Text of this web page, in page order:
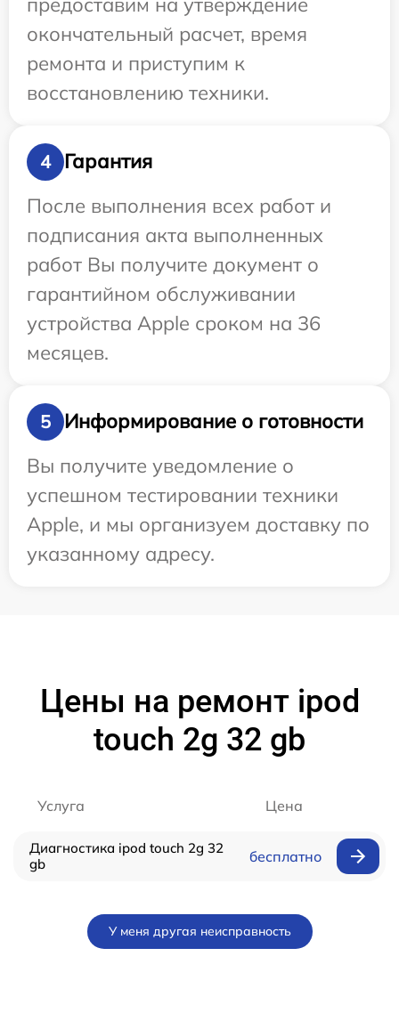
окончательный расчет, время
ремонта и приступим к
восстановлению техники.
4
Гарантия
После выполнения всех работ и
подписания акта выполненных
работ Вы получите документ о
гарантийном обслуживании
устройства Apple сроком на 36
месяцев.
5
Информирование о готовности
Вы получите уведомление о
успешном тестировании техники
Apple, и мы организуем доставку по
указанному адресу.
Цены на ремонт ipod
touch 2g 32 gb
Услуга Цена
Диагностика ipod touch 2g 32
gb
бесплатно
У меня другая неисправность